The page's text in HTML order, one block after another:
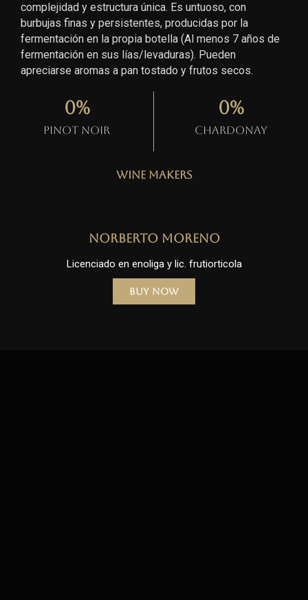
complejidad y estructura única. Es untuoso, con
burbujas finas y persistentes, producidas por la
fermentación en la propia botella (Al menos 7 años de
fermentación en sus lías/levaduras). Pueden
apreciarse aromas a pan tostado y frutos secos.
Pinot Noir
0%
Chardonay
0%
Wine Makers
Norberto Moreno
Licenciado en enoliga y lic. frutiorticola
Buy Now